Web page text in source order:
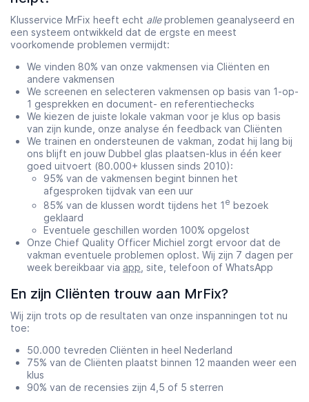
Klusservice MrFix heeft echt alleproblemen geanalyseerd en
een systeem ontwikkeld dat de ergste en meest
voorkomende problemen vermijdt:
We vinden 80% van onze vakmensen via Cliënten en
andere vakmensen
We screenen en selecteren vakmensen op basis van 1-op-
1 gesprekken en document- en referentiechecks
We kiezen de juiste lokale vakman voor je klus op basis
van zijn kunde, onze analyse én feedback van Cliënten
We trainen en ondersteunen de vakman, zodat hij lang bij
ons blijft en jouw Dubbel glas plaatsen-klus in één keer
goed uitvoert (80.000+ klussen sinds 2010):
95% van de vakmensen begint binnen het
afgesproken tijdvak van een uur
85% van de klussen wordt tijdens het 1 e bezoek
geklaard
Eventuele geschillen worden 100% opgelost
Onze Chief Quality Officer Michiel zorgt ervoor dat de
vakman eventuele problemen oplost. Wij zijn 7 dagen per
week bereikbaar via app , site, telefoon of WhatsApp
En zijn Cliënten trouw aan MrFix?
Wij zijn trots op de resultaten van onze inspanningen tot nu
toe:
50.000 tevreden Cliënten in heel Nederland
75% van de Cliënten plaatst binnen 12 maanden weer een
klus
90% van de recensies zijn 4,5 of 5 sterren